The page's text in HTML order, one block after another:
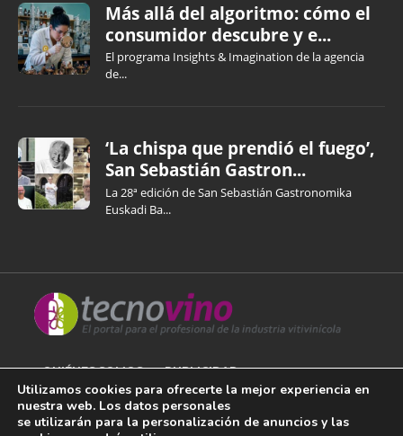
Más allá del algoritmo: cómo el
consumidor descubre y e...
El programa Insights & Imagination de la agencia
de...
‘La chispa que prendió el fuego’,
San Sebastián Gastron...
La 28ª edición de San Sebastián Gastronomika
Euskadi Ba...
QUIÉNES SOMOS PUBLICIDAD
AVISO LEGAL
Utilizamos cookies para ofrecerte la mejor experiencia en
nuestra web. Los datos personales
se utilizarán para la personalización de anuncios y las